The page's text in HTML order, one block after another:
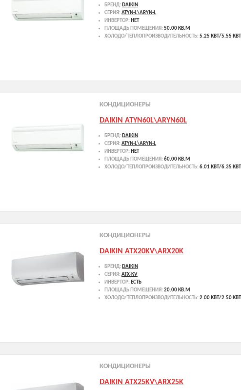
БРЕНД:DAIKIN
СЕРИЯ:ATYN-L\ARYN-L
ИНВЕРТОР:НЕТ
ПЛОЩАДЬ ПОМЕЩЕНИЯ:50.00 КВ.М
ХОЛОДО/ТЕПЛОПРОИЗВОДИТЕЛЬНОСТЬ:5.25 КВТ/5.55 КВТ
КОНДИЦИОНЕРЫ
DAIKIN ATYN60L\ARYN60L
БРЕНД:DAIKIN
СЕРИЯ:ATYN-L\ARYN-L
ИНВЕРТОР:НЕТ
ПЛОЩАДЬ ПОМЕЩЕНИЯ:60.00 КВ.М
ХОЛОДО/ТЕПЛОПРОИЗВОДИТЕЛЬНОСТЬ:6.01 КВТ/6.35 КВТ
КОНДИЦИОНЕРЫ
DAIKIN ATX20KV\ARX20K
БРЕНД:DAIKIN
СЕРИЯ:ATX-KV
ИНВЕРТОР:ЕСТЬ
ПЛОЩАДЬ ПОМЕЩЕНИЯ:20.00 КВ.М
ХОЛОДО/ТЕПЛОПРОИЗВОДИТЕЛЬНОСТЬ:2.00 КВТ/2.50 КВТ
КОНДИЦИОНЕРЫ
DAIKIN ATX25KV\ARX25K